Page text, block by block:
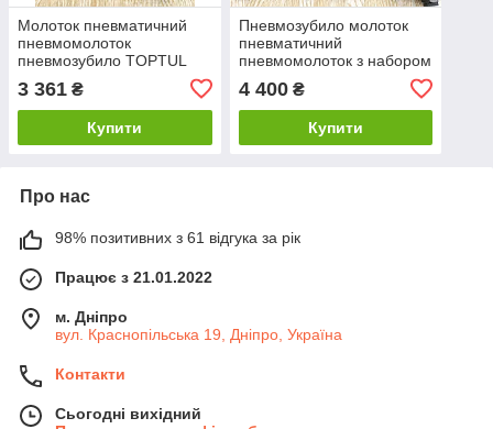
Молоток пневматичний
пневмомолоток
пневмозубило TOPTUL
3 361 ₴
Купити
Пневмозубило молоток
пневматичний
пневмомолоток з набором
KAHA3217 GDAI0705-01
4 400₴
Купити
Про нас
98% позитивних з 61 відгука за рік
Працює з 21.01.2022
м. Дніпро
вул. Краснопільська 19, Дніпро, Україна
Контакти
Сьогодні вихідний